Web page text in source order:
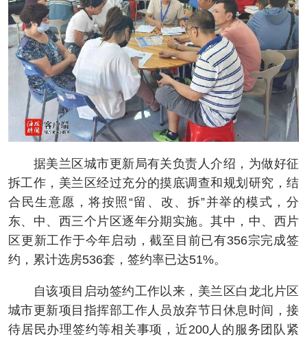
据美兰区城市更新局有关负责人介绍，为做好征
拆工作，美兰区经过充分的摸底调查和规划研究，结
合民生意愿，将按照“留、改、拆”并举的模式，分
东、中、西三个片区逐年分期实施。其中，中、西片
区更新工作于今年启动，截至目前已有356宗完成签
约，累计选房536套，签约率已达51%。
自该项目启动签约工作以来，美兰区白龙北片区
城市更新项目指挥部工作人员放弃节日休息时间，接
待居民办理签约等相关事项，近200人的服务团队紧